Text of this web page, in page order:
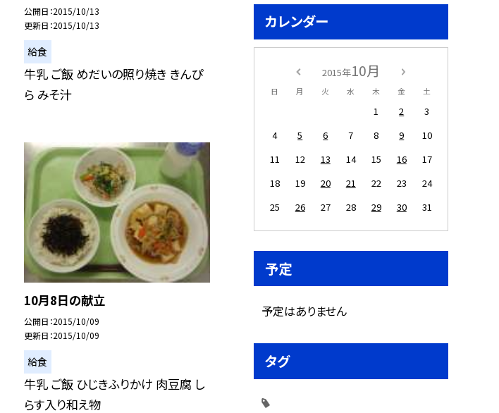
公開日 2015/10/13
更新日 2015/10/13
給食
牛乳 ご飯 めだいの照り焼き きんぴ
ら みそ汁
10月8日の献立
公開日 2015/10/09
更新日 2015/10/09
給食
牛乳 ご飯 ひじきふりかけ 肉豆腐 し
らす入り和え物
カレンダー
2015年10月
日 月 火 水 木 金 土
1 2
3
4
5 6 7 8 9
10
11
12 13 14 15 16
17
18
19 20 21 22 23
24
25
26 27 28 29 30 31
予定
予定はありません
タグ